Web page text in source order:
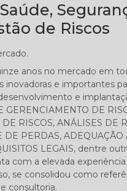
Saúde,
de Riscos
anos no mercado em
inovadoras e importantes
e
GERENCIAMENTO DE
RISCOS, ANÁLISES DE
DE PERDAS, ADEQUAÇÃO
LEGAIS, dentre
com a elevada
se consolidou como
consultoria.